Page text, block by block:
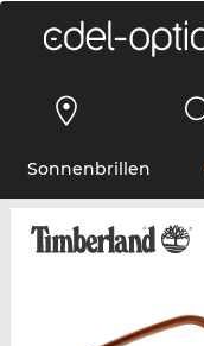
Sonnenbrillen